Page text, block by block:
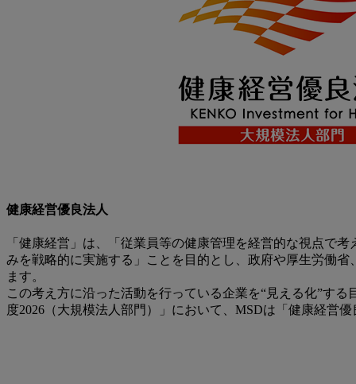
健康経営優良法人
「健康経営」は、「従業員等の健康管理を経営的な視点で
みを戦略的に実施する」ことを目的とし、政府や厚生労働
ます。
この考え方に沿った活動を行っている企業を“見える化”す
度2026（大規模法人部門）」において、MSDは「健康経営